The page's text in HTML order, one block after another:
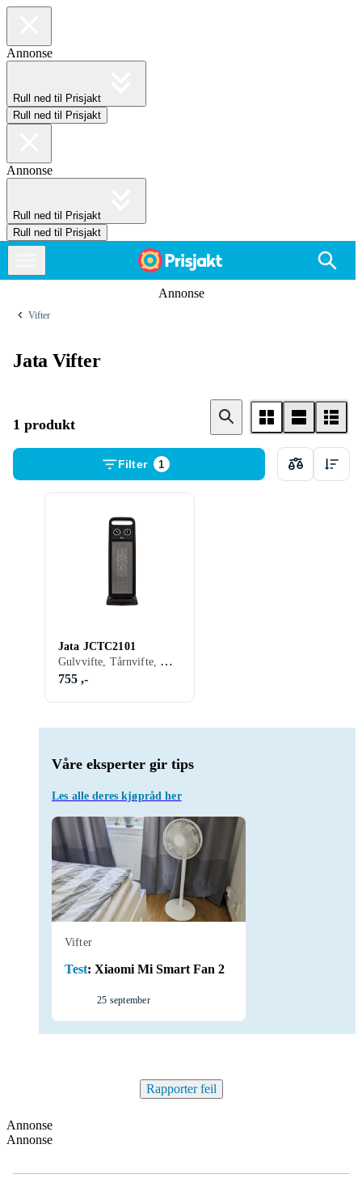
Annonse
Rull ned til Prisjakt
Rull ned til Prisjakt
Annonse
Rull ned til Prisjakt
Rull ned til Prisjakt
Annonse
Vifter
Jata Vifter
1 produkt
Filter 1
Våre eksperter gir tips
Les alle deres kjøpråd her
Vifter
Test: Xiaomi Mi Smart Fan 2
25 september
Jata JCTC2101
Gulvvifte, Tårnvifte, Oscillerende, Er hev og senk
755 ,-
Rapporter feil
Annonse
Annonse